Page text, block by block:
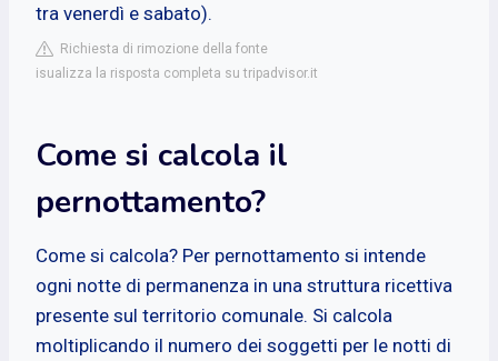
tra venerdì e sabato).
Richiesta di rimozione della fonte
isualizza la risposta completa su tripadvisor.it
Come si calcola il
pernottamento?
Come si calcola? Per pernottamento si intende
ogni notte di permanenza in una struttura ricettiva
presente sul territorio comunale. Si calcola
moltiplicando il numero dei soggetti per le notti di